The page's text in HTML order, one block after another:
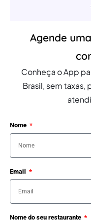
Agende
Conheça o App
Brasil, sem taxas,
Nome
Email
Nome do seu restaurante